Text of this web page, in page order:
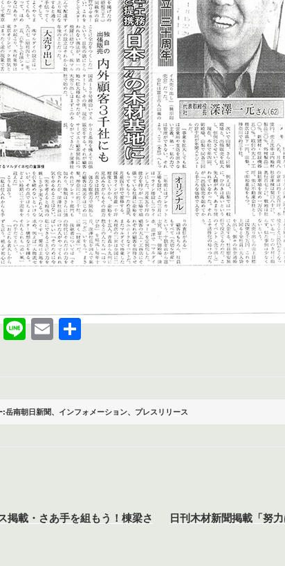
Li E 共
カ
岳南朝日新聞、 インフォメーション、 プレスリリース
掲載・さあ手を組もう！棟梁さ
日刊木材新聞掲載「努